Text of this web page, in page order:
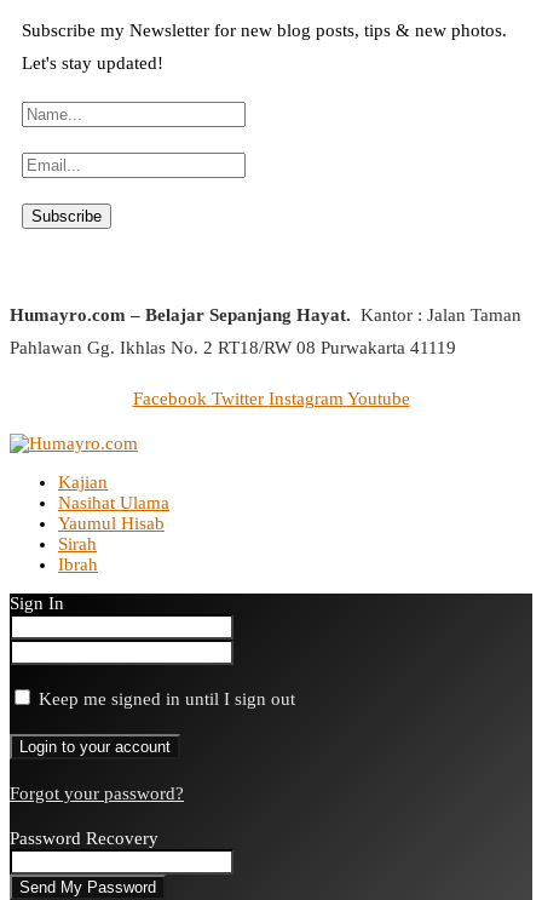
Subscribe my Newsletter for new blog posts, tips & new photos.
Let's stay updated!
Humayro.com – Belajar Sepanjang Hayat. Kantor : Jalan Taman
Pahlawan Gg. Ikhlas No. 2 RT18/RW 08 Purwakarta 41119
Facebook Twitter Instagram Youtube
Kajian
Nasihat Ulama
Yaumul Hisab
Sirah
Ibrah
Sign In
Keep me signed in until I sign out
Forgot your password?
Password Recovery